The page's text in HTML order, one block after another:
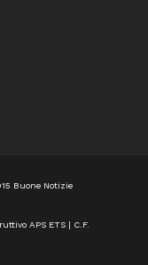
Buone Notizie
APS ETS | C.F.